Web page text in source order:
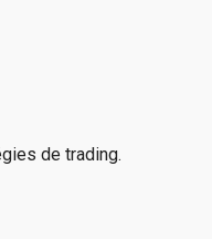
de trading.